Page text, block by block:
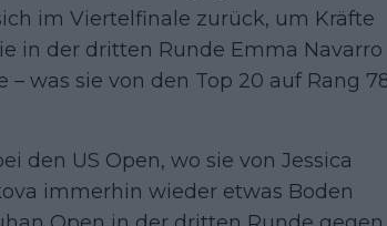
im Viertelfinale zurück, um Kräfte
in der dritten Runde Emma Navarro
was sie von den Top 20 auf Rang
den US Open, wo sie von Jessica
immerhin wieder etwas Boden